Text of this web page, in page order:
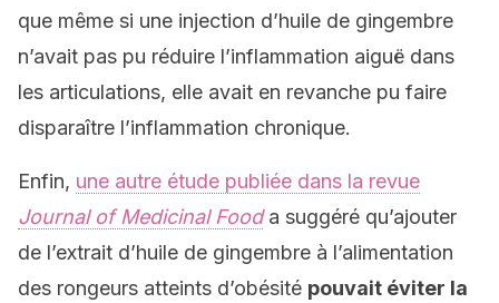
que même si une injection d’huile de gingembre
n’avait pas pu réduire l’inflammation aiguë dans
les articulations, elle avait en revanche pu faire
disparaître l’inflammation chronique.
Enfin, une autre étude publiée dans la revue
Journal of Medicinal Fooda suggéré qu’ajouter
de l’extrait d’huile de gingembre à l’alimentation
des rongeurs atteints d’obésité pouvait éviter la